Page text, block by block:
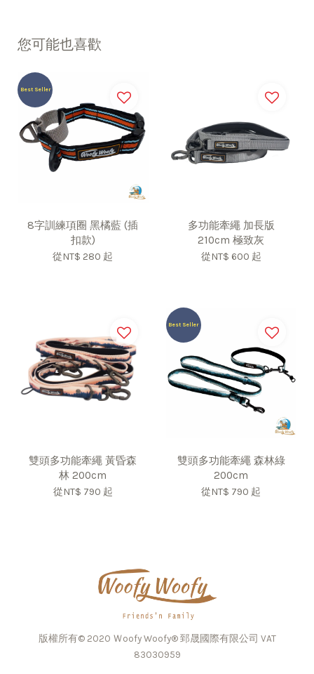
您可能也喜歡
Best Seller
8字訓練項圈 黑橘藍 (插
扣款)
從NT$ 280 起
多功能牽繩 加長版
210cm 極致灰
從NT$ 600 起
雙頭多功能牽繩 黃昏森
林 200cm
從NT$ 790 起
Best Seller
雙頭多功能牽繩 森林綠
200cm
從NT$ 790 起
版權所有© 2020 Ｗoofy Woofy® 郅晟國際有限公司 VAT
83030959